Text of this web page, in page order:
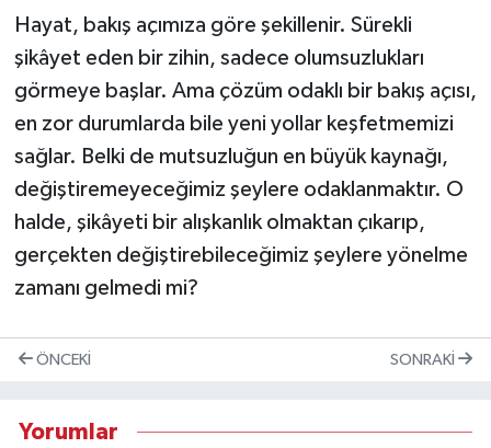
Hayat, bakış açımıza göre şekillenir. Sürekli
şikâyet eden bir zihin, sadece olumsuzlukları
görmeye başlar. Ama çözüm odaklı bir bakış açısı,
en zor durumlarda bile yeni yollar keşfetmemizi
sağlar. Belki de mutsuzluğun en büyük kaynağı,
değiştiremeyeceğimiz şeylere odaklanmaktır. O
halde, şikâyeti bir alışkanlık olmaktan çıkarıp,
gerçekten değiştirebileceğimiz şeylere yönelme
zamanı gelmedi mi?
ÖNCEKI SONRAKI
Yorumlar